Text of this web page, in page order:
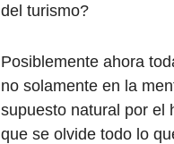
del turismo?
Posiblemente ahora
no solamente en la
supuesto natural por el
que se olvide todo lo